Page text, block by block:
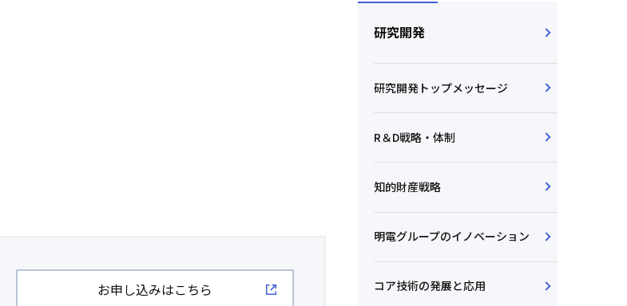
お申し込みはこちら
研究開発
研究開発トップメッセージ
R＆D戦略・体制
知的財産戦略
明電グループのイノベーション
コア技術の発展と応用